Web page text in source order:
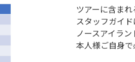
ツアーに含ま
スタッフガイ
ノースアイラ
本人様ご自身で